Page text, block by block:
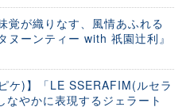
覚が織りなす、風情あふれる
ヌーンティー with 祇園辻利』
ケ)】「LE SSERAFIM(ルセラ
やかに表現するジェラート